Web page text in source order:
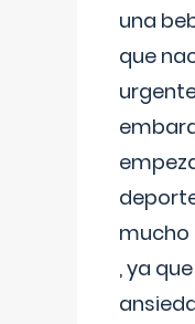
una
que
mucho
, ya